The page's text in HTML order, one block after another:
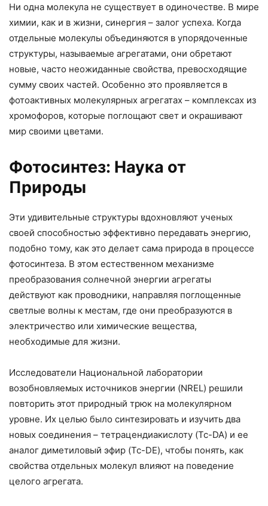
Ни одна молекула не существует в одиночестве. В мире
химии, как и в жизни, синергия – залог успеха. Когда
отдельные молекулы объединяются в упорядоченные
структуры, называемые агрегатами, они обретают
новые, часто неожиданные свойства, превосходящие
сумму своих частей. Особенно это проявляется в
фотоактивных молекулярных агрегатах – комплексах из
хромофоров, которые поглощают свет и окрашивают
мир своими цветами.
Фотосинтез: Наука от
Природы
Эти удивительные структуры вдохновляют ученых
своей способностью эффективно передавать энергию,
подобно тому, как это делает сама природа в процессе
фотосинтеза. В этом естественном механизме
преобразования солнечной энергии агрегаты
действуют как проводники, направляя поглощенные
светлые волны к местам, где они преобразуются в
электричество или химические вещества,
необходимые для жизни.
Исследователи Национальной лаборатории
возобновляемых источников энергии (NREL) решили
повторить этот природный трюк на молекулярном
уровне. Их целью было синтезировать и изучить два
новых соединения – тетрацендиакислоту (Tc-DA) и ее
аналог диметиловый эфир (Tc-DE), чтобы понять, как
свойства отдельных молекул влияют на поведение
целого агрегата.